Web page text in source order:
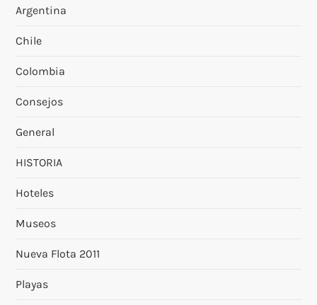
Argentina
Chile
Colombia
Consejos
General
HISTORIA
Hoteles
Museos
Nueva Flota 2011
Playas